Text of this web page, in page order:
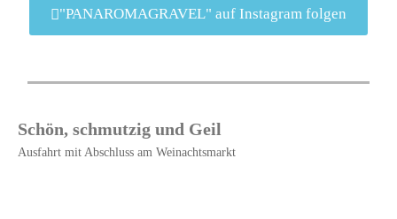
"PANAROMAGRAVEL" auf Instagram folgen
Schön, schmutzig und Geil
Ausfahrt mit Abschluss am Weinachtsmarkt